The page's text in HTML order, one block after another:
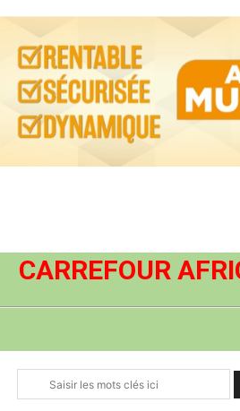
CARREFOUR